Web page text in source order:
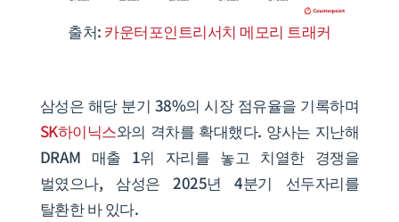
출처: 카운터포인트리서치 메모리 트래커
삼성은 해당 분기 38%의 시장 점유율을 기록하며
SK하이닉스와의 격차를 확대했다. 양사는 지난해
DRAM 매출 1위 자리를 놓고 치열한 경쟁을
벌였으나, 삼성은 2025년 4분기 선두자리를
탈환한 바 있다.